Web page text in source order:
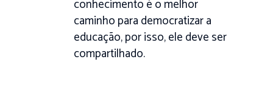
conhecimento é o melhor
caminho para democratizar a
educação, por isso, ele deve ser
compartilhado.